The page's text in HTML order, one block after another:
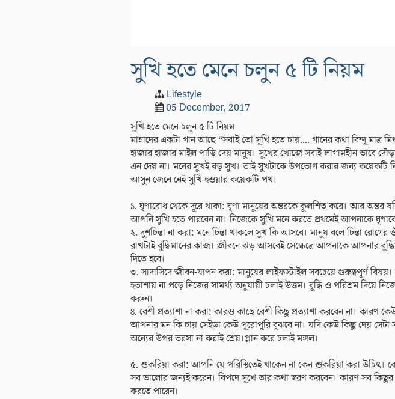
সুখি হতে মেনে চলুন ৫ টি নিয়ম
Lifestyle
05 December, 2017
সুখি হতে মেনে চলুন ৫ টি নিয়ম
মান্নাদের একটা গান আছে “সবাই তো সুখি হতে চায়.... গানের কথা বিন্দু মাত্র
হাজার হাজার মাইল পাড়ি দেয় মানুষ। সুখের খোজে সবাই লাগামহীন ভাবে
এন দেয় না। মনের সুখই বড় সুখ। তাই সুখটাকে উপভোগ করার জন্য কয়েকটি
আসুন জেনে নেই সুখি হওয়ার কয়েকটি পথ।
১. ঘৃণাবোধ থেকে দূরে থাকা: ঘৃণা মানুষের অন্তরকে কুলশিত করে। আর অন্তর
আপনি সুখি হতে পারবেন না। নিজেকে সুখি মনে করতে প্রথমেই আপনাকে
২. দুশচিন্তা না করা: মনে চিন্তা থাকলে সুখ কি আসবে। মানুষ বলে চিন্তা রোগের
রাখটাই বুদ্ধিমানের কাজ। জীবনে ঝড় আসবেই সেক্ষেত্রে আপনাকে আপনার
দিতে হবে।
৩. সাদাসিদে জীবন-যাপন করা: মানুষের লাইফস্টাইল সবচেয়ে গুরুত্বপূর্ণ
হতাশায় না পড়ে নিজের সামর্থ্য অনুযায়ী চলাই উত্তম। বুদ্ধি ও পরিশ্রম দিয়ে
করুন।
৪. বেশী প্রত্যাশা না করা: কারও কাছে বেশী কিছু প্রত্যাশা করবেন না। কারণ
আপনার মন কি চায় সেইডা কেউ পুরোপুরি বুঝবে না। যদি কেউ কিছু দেয় সেটা
অন্যের উপর ভরসা না করাই শ্রেয়।প্লান করে চলাই মঙ্গল।
৫. শুকরিয়া করা: আপনি যে পরিস্থিতেই থাকেন না কেন শুকরিয়া করা উচিৎ।
সব ভালোর জন্যই করেন। বিপদে সুখে তার কথা স্বরণ করবেন। কারণ সব কিছুর
করতে পারেন।